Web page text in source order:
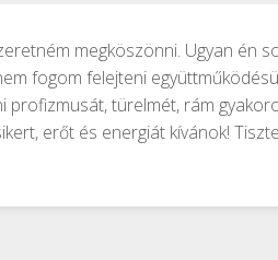
megköszönni. Ugyan én
fogom felejteni
türelmét, rám
erőt és energiát kívánok!